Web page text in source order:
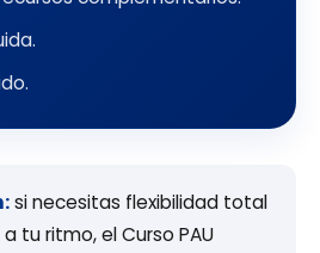
si necesitas flexibilidad total
tu ritmo, el Curso PAU